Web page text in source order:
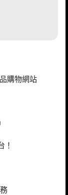
購物網站
！